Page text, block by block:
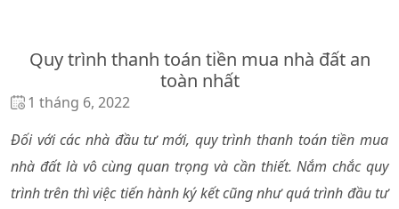
Quy trình thanh toán tiền mua nhà đất an
toàn nhất
1 tháng 6, 2022
Đối với các nhà đầu tư mới, quy trình thanh toán tiền mua
nhà đất là vô cùng quan trọng và cần thiết. Nắm chắc quy
trình trên thì việc tiến hành ký kết cũng như quá trình đầu tư